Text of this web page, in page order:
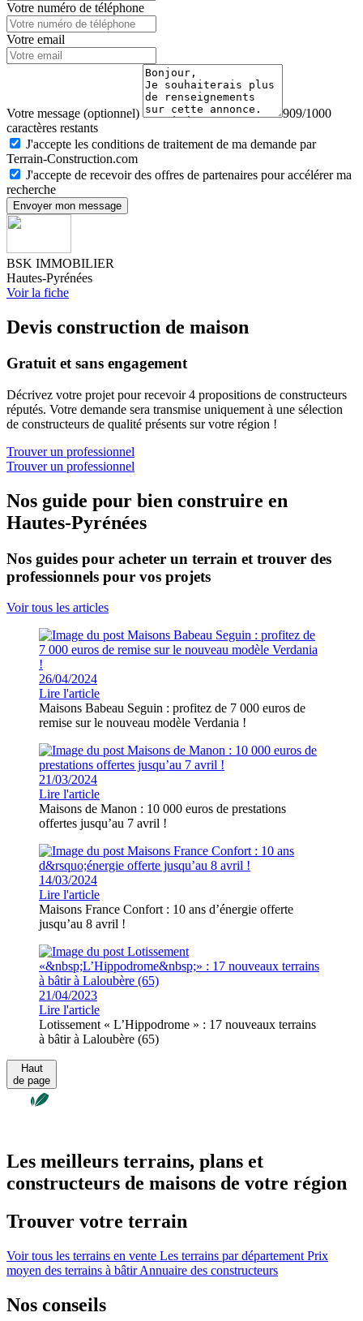
Votre numéro de téléphone
Votre email
Votre message (optionnel)
909/1000
caractères restants
J'accepte les conditions de traitement de ma demande par
Terrain-Construction.com
J'accepte de recevoir des offres de partenaires pour accélérer ma
recherche
Envoyer mon message
BSK IMMOBILIER
Hautes-Pyrénées
Voir la fiche
Devis construction de maison
Gratuit et sans engagement
Décrivez votre projet pour recevoir 4 propositions de constructeurs
réputés. Votre demande sera transmise uniquement à une sélection
de constructeurs de qualité présents sur votre région !
Trouver un professionnel
Trouver un professionnel
Nos guide pour bien construire en
Hautes-Pyrénées
Nos guides pour acheter un terrain et trouver des
professionnels pour vos projets
Voir tous les articles
26/04/2024
Lire l'article
Maisons Babeau Seguin : profitez de 7 000 euros de
remise sur le nouveau modèle Verdania !
21/03/2024
Lire l'article
Maisons de Manon : 10 000 euros de prestations
offertes jusqu’au 7 avril !
14/03/2024
Lire l'article
Maisons France Confort : 10 ans d’énergie offerte
jusqu’au 8 avril !
21/04/2023
Lire l'article
Lotissement « L’Hippodrome » : 17 nouveaux terrains
à bâtir à Laloubère (65)
Haut
de page
Les meilleurs terrains, plans et
constructeurs de maisons de votre région
Trouver votre terrain
Voir tous les terrains en vente Les terrains par département Prix
moyen des terrains à bâtirAnnuaire des constructeurs
Nos conseils